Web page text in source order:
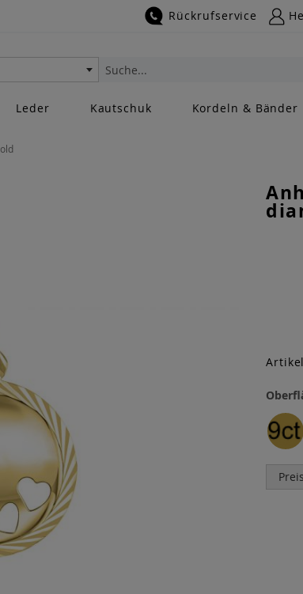
Rückrufservice
Suche
Leder Kautschuk Kordeln & Bänder